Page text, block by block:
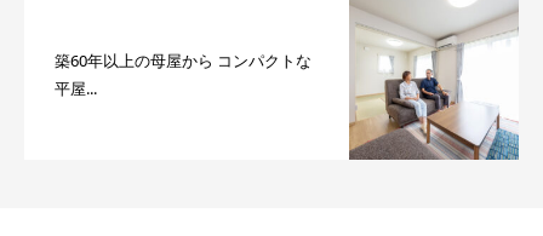
築60年以上の母屋から コンパクトな
平屋...